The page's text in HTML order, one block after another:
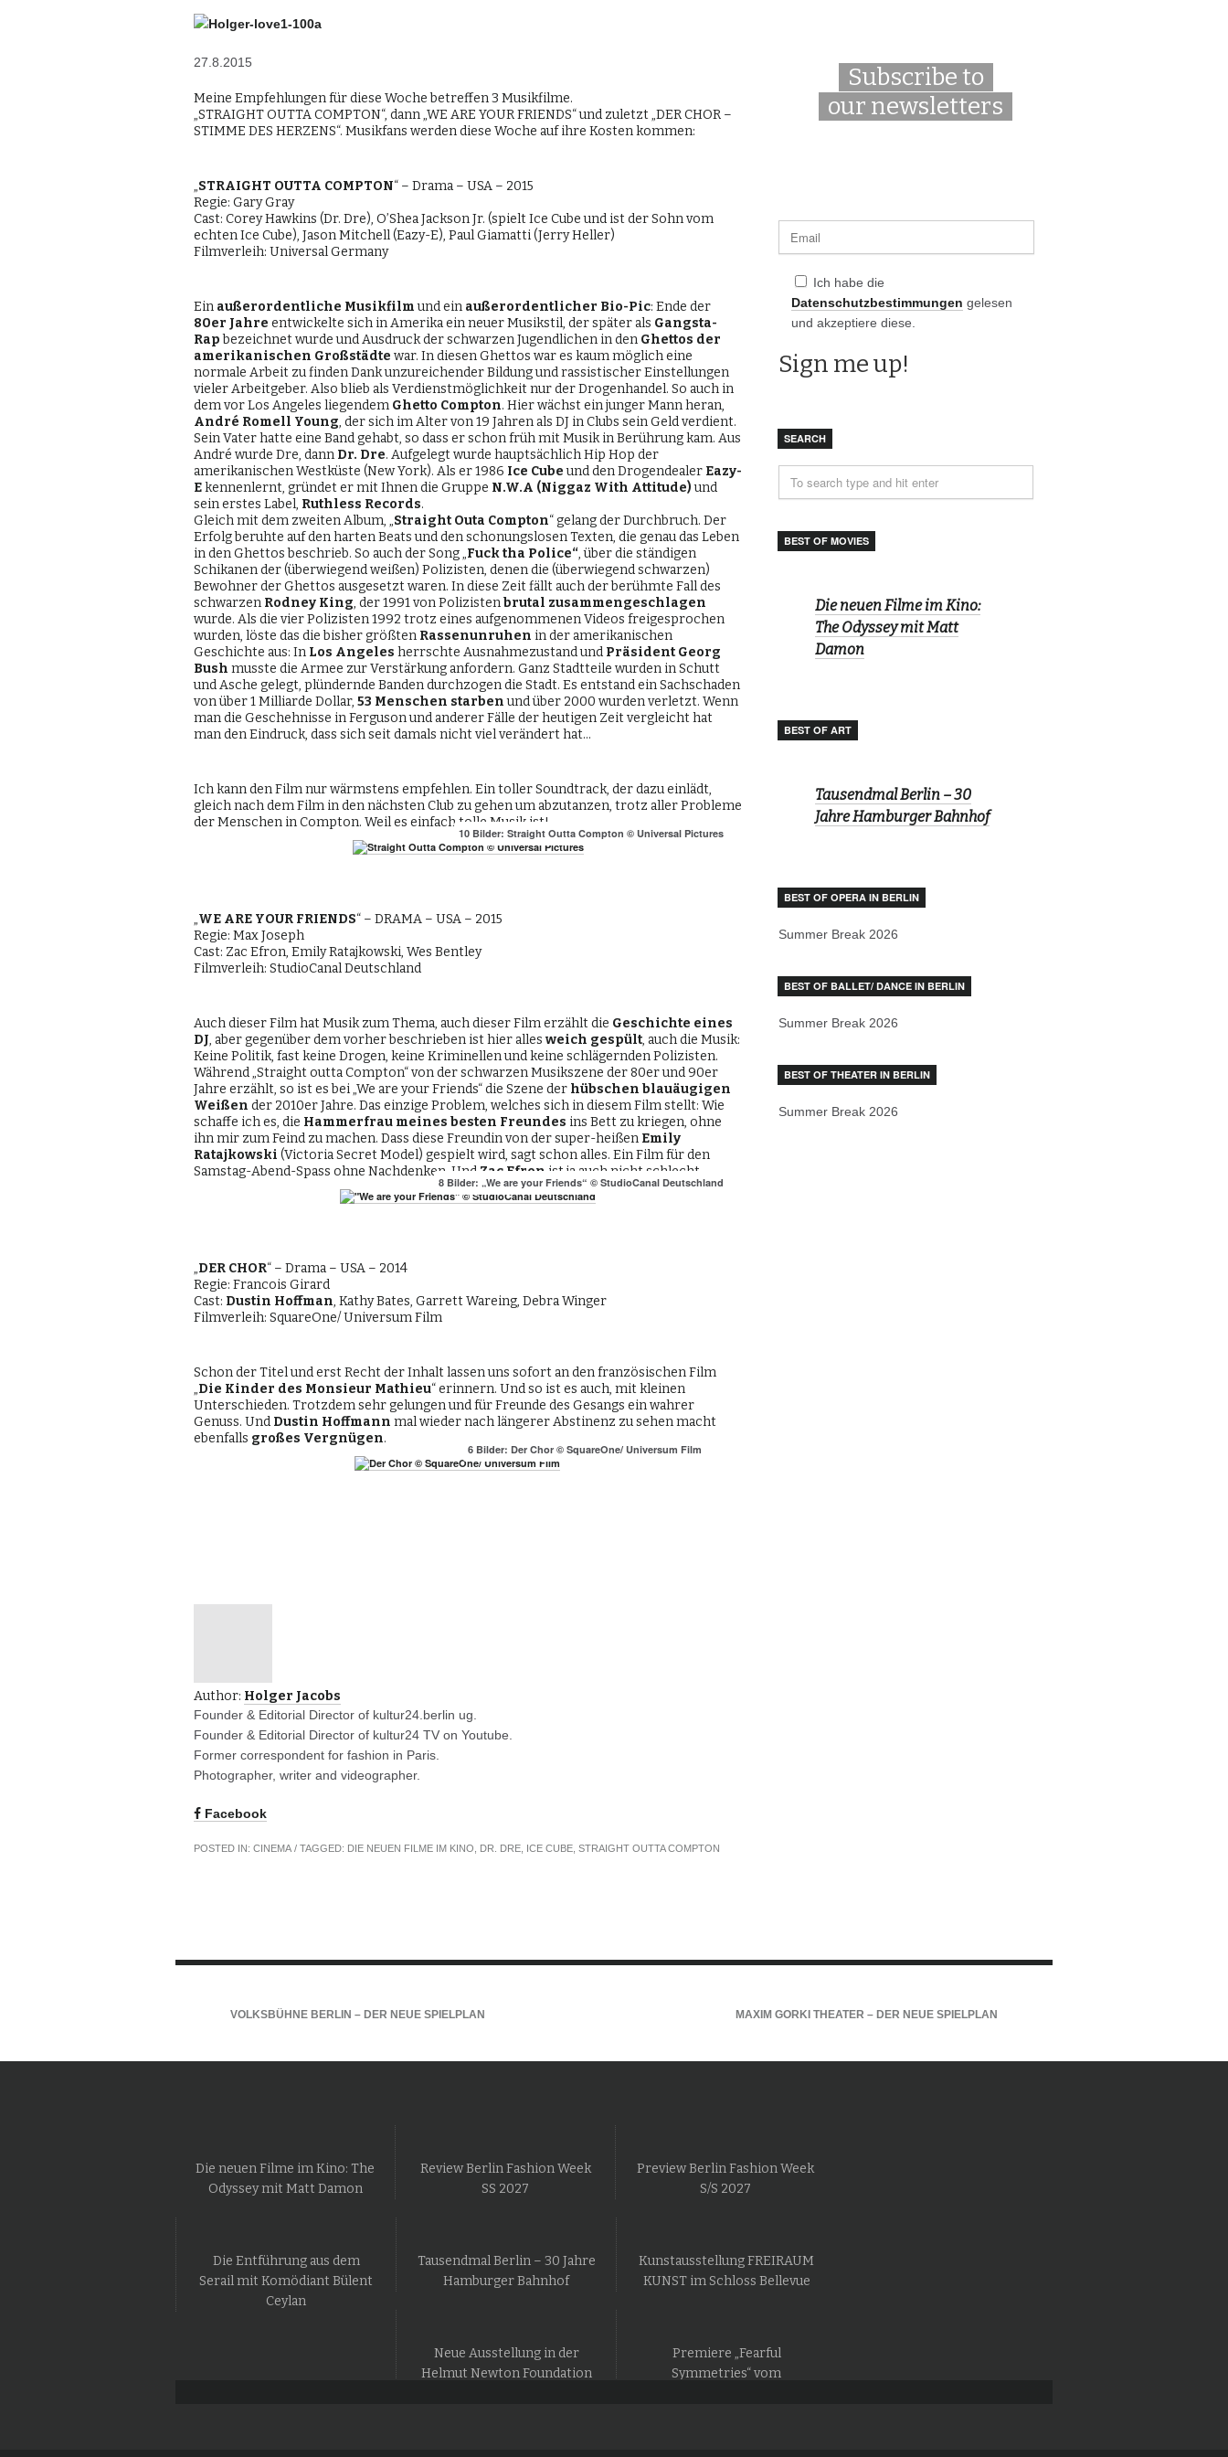
27.8.2015
Meine Empfehlungen für diese Woche betreffen 3 Musikfilme.
„STRAIGHT OUTTA COMPTON“, dann „WE ARE YOUR FRIENDS“ und zuletzt „DER CHOR –
STIMME DES HERZENS“. Musikfans werden diese Woche auf ihre Kosten kommen:
„STRAIGHT OUTTA COMPTON“ – Drama – USA – 2015
Regie: Gary Gray
Cast: Corey Hawkins (Dr. Dre), O’Shea Jackson Jr. (spielt Ice Cube und ist der Sohn vom
echten Ice Cube), Jason Mitchell (Eazy-E), Paul Giamatti (Jerry Heller)
Filmverleih: Universal Germany
Ein außerordentliche Musikfilmund ein außerordentlicher Bio-Pic: Ende der
80er Jahre entwickelte sich in Amerika ein neuer Musikstil, der später als Gangsta-
Rapbezeichnet wurde und Ausdruck der schwarzen Jugendlichen in den Ghettos der
amerikanischen Großstädte war. In diesen Ghettos war es kaum möglich eine
normale Arbeit zu finden Dank unzureichender Bildung und rassistischer Einstellungen
vieler Arbeitgeber. Also blieb als Verdienstmöglichkeit nur der Drogenhandel. So auch in
dem vor Los Angeles liegendem Ghetto Compton. Hier wächst ein junger Mann heran,
André Romell Young, der sich im Alter von 19 Jahren als DJ in Clubs sein Geld verdient.
Sein Vater hatte eine Band gehabt, so dass er schon früh mit Musik in Berührung kam. Aus
André wurde Dre, dann Dr. Dre. Aufgelegt wurde hauptsächlich Hip Hop der
amerikanischen Westküste (New York). Als er 1986 Ice Cubeund den Drogendealer Eazy-
Ekennenlernt, gründet er mit Ihnen die Gruppe N.W.A (Niggaz With Attitude)und
sein erstes Label, Ruthless Records.
Gleich mit dem zweiten Album, „Straight Outa Compton“ gelang der Durchbruch. Der
Erfolg beruhte auf den harten Beats und den schonungslosen Texten, die genau das Leben
in den Ghettos beschrieb. So auch der Song „Fuck tha Police“, über die ständigen
Schikanen der (überwiegend weißen) Polizisten, denen die (überwiegend schwarzen)
Bewohner der Ghettos ausgesetzt waren. In diese Zeit fällt auch der berühmte Fall des
schwarzen Rodney King, der 1991 von Polizistenbrutal zusammengeschlagen
wurde. Als die vier Polizisten 1992 trotz eines aufgenommenen Videos freigesprochen
wurden, löste das die bisher größten Rassenunruhen in der amerikanischen
Geschichte aus: In Los Angeles herrschte Ausnahmezustand und Präsident Georg
Bush musste die Armee zur Verstärkung anfordern. Ganz Stadtteile wurden in Schutt
und Asche gelegt, plündernde Banden durchzogen die Stadt. Es entstand ein Sachschaden
von über 1 Milliarde Dollar, 53 Menschen starbenund über 2000 wurden verletzt. Wenn
man die Geschehnisse in Ferguson und anderer Fälle der heutigen Zeit vergleicht hat
man den Eindruck, dass sich seit damals nicht viel verändert hat…
Ich kann den Film nur wärmstens empfehlen. Ein toller Soundtrack, der dazu einlädt,
gleich nach dem Film in den nächsten Club zu gehen um abzutanzen, trotz aller Probleme
der Menschen in Compton. Weil es einfach tolle Musik ist!
10 Bilder: Straight Outta Compton © Universal Pictures
„WE ARE YOUR FRIENDS“ – DRAMA – USA – 2015
Regie: Max Joseph
Cast: Zac Efron, Emily Ratajkowski, Wes Bentley
Filmverleih: StudioCanal Deutschland
Auch dieser Film hat Musik zum Thema, auch dieser Film erzählt die Geschichte eines
DJ, aber gegenüber dem vorher beschrieben ist hier alles weich gespült, auch die Musik:
Keine Politik, fast keine Drogen, keine Kriminellen und keine schlägernden Polizisten.
Während „Straight outta Compton“ von der schwarzen Musikszene der 80er und 90er
Jahre erzählt, so ist es bei „We are your Friends“ die Szene der hübschen blauäugigen
Weißen der 2010er Jahre. Das einzige Problem, welches sich in diesem Film stellt: Wie
schaffe ich es, die Hammerfrau meines besten Freundes ins Bett zu kriegen, ohne
ihn mir zum Feind zu machen. Dass diese Freundin von der super-heißen Emily
Ratajkowski (Victoria Secret Model) gespielt wird, sagt schon alles. Ein Film für den
Samstag-Abend-Spass ohne Nachdenken. Und Zac Efron ist ja auch nicht schlecht.
8 Bilder: „We are your Friends“ © StudioCanal Deutschland
„DER CHOR“ – Drama – USA – 2014
Regie: Francois Girard
Cast: Dustin Hoffman, Kathy Bates, Garrett Wareing, Debra Winger
Filmverleih: SquareOne/ Universum Film
Schon der Titel und erst Recht der Inhalt lassen uns sofort an den französischen Film
„Die Kinder des Monsieur Mathieu“ erinnern. Und so ist es auch, mit kleinen
Unterschieden. Trotzdem sehr gelungen und für Freunde des Gesangs ein wahrer
Genuss. Und Dustin Hoffmann mal wieder nach längerer Abstinenz zu sehen macht
ebenfalls großes Vergnügen.
6 Bilder: Der Chor © SquareOne/ Universum Film
Author: Holger Jacobs
Founder & Editorial Director of kultur24.berlin ug.
Founder & Editorial Director of kultur24 TV on Youtube.
Former correspondent for fashion in Paris.
Photographer, writer and videographer.
Facebook
POSTED IN: CINEMA / TAGGED: DIE NEUEN FILME IM KINO DR. DRE ICE CUBE STRAIGHT OUTTA COMPTON
Subscribe to
our newsletters
Ich habe die
Datenschutzbestimmungen gelesen
und akzeptiere diese.
SEARCH
BEST OF MOVIES
Die neuen Filme im Kino:
The Odyssey mit Matt
Damon
BEST OF ART
Tausendmal Berlin – 30
Jahre Hamburger Bahnhof
BEST OF OPERA IN BERLIN
Summer Break 2026
BEST OF BALLET/ DANCE IN BERLIN
Summer Break 2026
BEST OF THEATER IN BERLIN
Summer Break 2026
VOLKSBÜHNE BERLIN – DER NEUE SPIELPLAN MAXIM GORKI THEATER – DER NEUE SPIELPLAN
Die neuen Filme im Kino: The
Odyssey mit Matt Damon
Review Berlin Fashion Week
SS 2027
Preview Berlin Fashion Week
S/S 2027
Die Entführung aus dem
Serail mit Komödiant Bülent
Ceylan
Tausendmal Berlin – 30 Jahre
Hamburger Bahnhof
Kunstausstellung FREIRAUM
KUNST im Schloss Bellevue
Neue Ausstellung in der
Helmut Newton Foundation
Premiere „Fearful
Symmetries“ vom